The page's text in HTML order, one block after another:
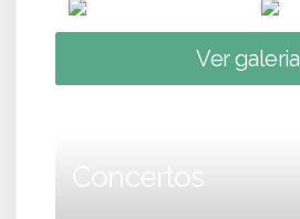
Ver galeria
Concertos